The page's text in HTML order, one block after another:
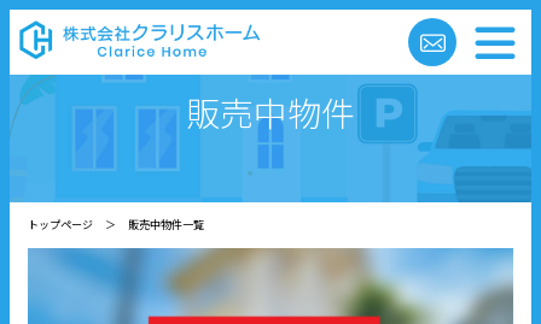
販売中物件
トップページ ＞ 販売中物件一覧